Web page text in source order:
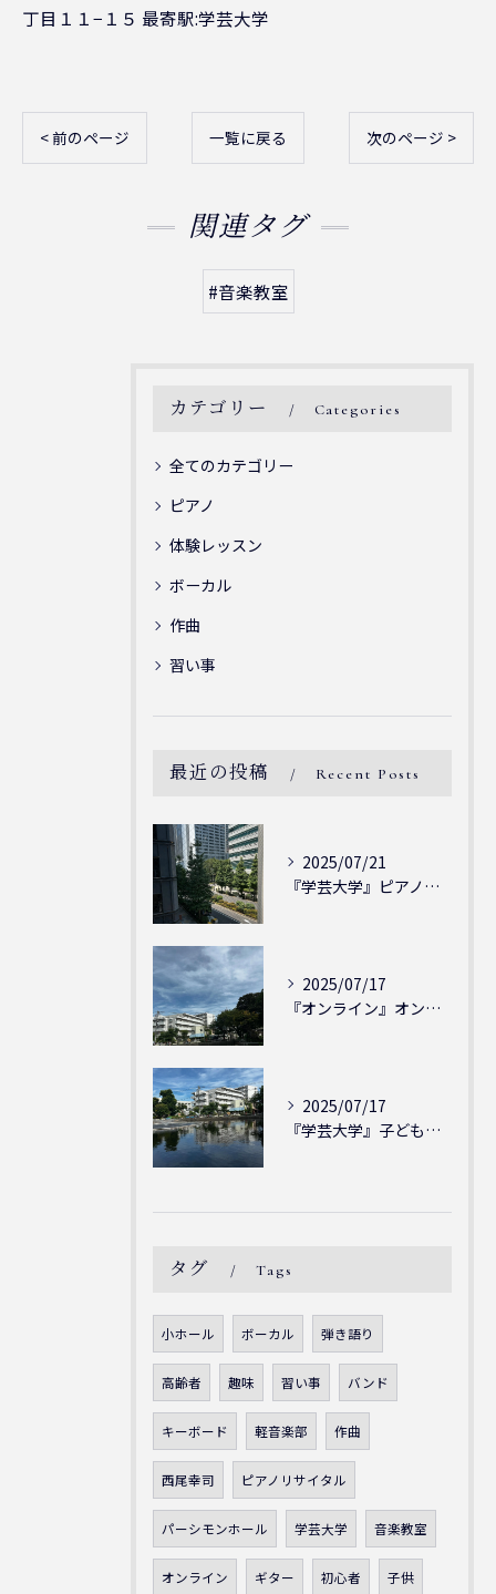
丁目１１−１５ 最寄駅:学芸大学
< 前のページ 一覧に戻る 次のページ >
関連タグ
#音楽教室
カテゴリー Categories
全てのカテゴリー
ピアノ
体験レッスン
ボーカル
作曲
習い事
最近の投稿 Recent Posts
2025/07/21
『学芸大学』ピアノを弾ける喜び - シェリー・アーツ音楽教室...
2025/07/17
『オンライン』オンラインの会員様大募集中！シェリー・アーツ音...
2025/07/17
『学芸大学』子どもには子どもの表現が大切！シェリー・アーツ音...
タグ Tags
小ホール ボーカル 弾き語り
高齢者 趣味 習い事 バンド
キーボード 軽音楽部 作曲
西尾幸司 ピアノリサイタル
パーシモンホール 学芸大学 音楽教室
オンライン ギター 初心者 子供